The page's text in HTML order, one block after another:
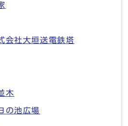
会社大垣送電鉄塔
木
の池広場